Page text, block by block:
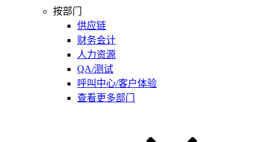
按部门
供应链
财务会计
人力资源
QA/测试
呼叫中心/客户体验
查看更多部门